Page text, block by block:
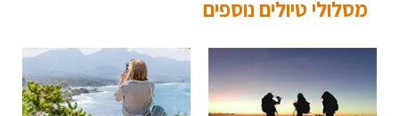
מסלולי טיולים נוספים